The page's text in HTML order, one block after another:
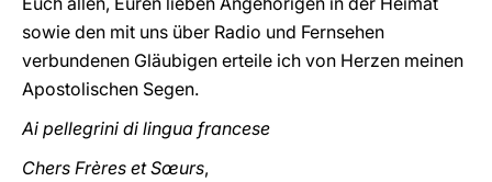
sowie den mit uns über Radio und Fernsehen
verbundenen Gläubigen erteile ich von Herzen meinen
Apostolischen Segen.
Ai pellegrini di lingua francese
Chers Frères et Sœurs,